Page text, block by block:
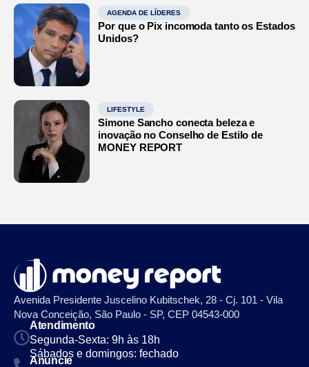
AGENDA DE LÍDERES
Por que o Pix incomoda tanto os Estados
Unidos?
LIFESTYLE
Simone Sancho conecta beleza e
inovação no Conselho de Estilo de
MONEY REPORT
Avenida Presidente Juscelino Kubitschek, 28 - Cj. 101 - Vila
Nova Conceição, São Paulo - SP, CEP 04543-000
Atendimento
Segunda-Sexta: 9h às 18h
Sábados e domingos: fechado
Anuncie